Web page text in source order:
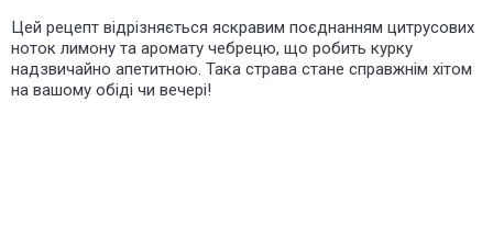
Цей рецепт відрізняється яскравим поєднанням цитрусових
ноток лимону та аромату чебрецю, що робить курку
надзвичайно апетитною. Така страва стане справжнім хітом
на вашому обіді чи вечері!